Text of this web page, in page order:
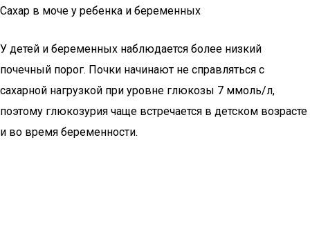
Сахар в моче у ребенка и беременных
У детей и беременных наблюдается более низкий
почечный порог. Почки начинают не справляться с
сахарной нагрузкой при уровне глюкозы 7 ммоль/л,
поэтому глюкозурия чаще встречается в детском возрасте
и во время беременности.